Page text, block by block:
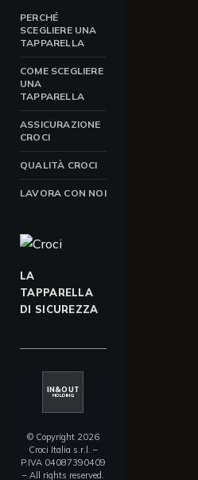
PERCHÉ
SCEGLIERE UNA
TAPPARELLA
COME SCEGLIERE
UNA
TAPPARELLA
ASSICURAZIONE
CROCI
QUALITÀ CROCI
LAVORA CON NOI
LA
TAPPARELLA
DI SICUREZZA
IN&OUT
HOLDING
© Copyright 2026
Croci Italia s.r.l. –
P.IVA 04087390409
– All rights reserved.